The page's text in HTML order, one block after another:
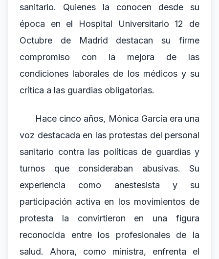
sanitario. Quienes la conocen desde su
época en el Hospital Universitario 12 de
Octubre de Madrid destacan su firme
compromiso con la mejora de las
condiciones laborales de los médicos y su
crítica a las guardias obligatorias.
Hace cinco años, Mónica García era una
voz destacada en las protestas del personal
sanitario contra las políticas de guardias y
turnos que consideraban abusivas. Su
experiencia como anestesista y su
participación activa en los movimientos de
protesta la convirtieron en una figura
reconocida entre los profesionales de la
salud. Ahora, como ministra, enfrenta el